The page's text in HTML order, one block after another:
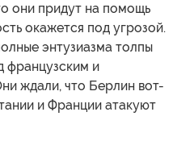
они придут на помощь
окажется под угрозой.
энтузиазма толпы
французским и
ждали, что Берлин вот-
и Франции атакуют